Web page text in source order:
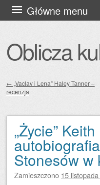
Oblicza
Główne menu
Przejdź
do
Zobacz wpisy
← „Vaclav i Lena” Haley Tanner –
recenzja
„Życie”
Stonesów w
Zamieszczono 15 listopada